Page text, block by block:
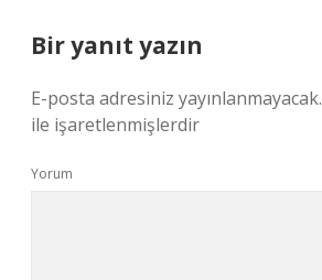
Bir yanıt yazın
E-posta adresiniz yayınlanmayacak.
ile işaretlenmişlerdir
Yorum